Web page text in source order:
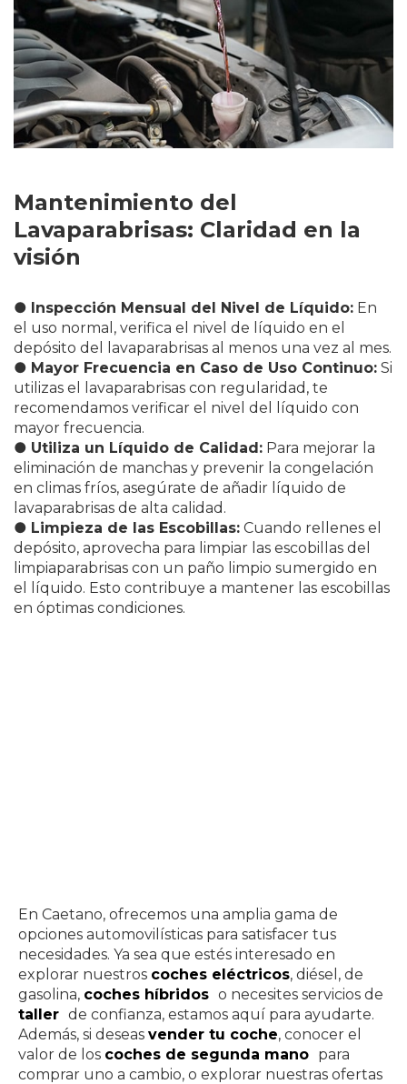
Mantenimiento del
Lavaparabrisas: Claridad en la
visión
● Inspección Mensual del Nivel de Líquido: En
el uso normal, verifica el nivel de líquido en el
depósito del lavaparabrisas al menos una vez al mes.
● Mayor Frecuencia en Caso de Uso Continuo: Si
utilizas el lavaparabrisas con regularidad, te
recomendamos verificar el nivel del líquido con
mayor frecuencia.
● Utiliza un Líquido de Calidad: Para mejorar la
eliminación de manchas y prevenir la congelación
en climas fríos, asegúrate de añadir líquido de
lavaparabrisas de alta calidad.
● Limpieza de las Escobillas: Cuando rellenes el
depósito, aprovecha para limpiar las escobillas del
limpiaparabrisas con un paño limpio sumergido en
el líquido. Esto contribuye a mantener las escobillas
en óptimas condiciones.
En Caetano, ofrecemos una amplia gama de
opciones automovilísticas para satisfacer tus
necesidades. Ya sea que estés interesado en
explorar nuestros coches eléctricos, diésel, de
gasolina, coches híbridos o necesites servicios de
taller de confianza, estamos aquí para ayudarte.
Además, si deseas vender tu coche, conocer el
valor de los coches de segunda mano para
comprar uno a cambio, o explorar nuestras ofertas